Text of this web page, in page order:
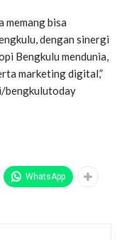
memang bisa
dengan sinergi
Bengkulu mendunia,
marketing digital,”
bengkulutoday
WhatsApp